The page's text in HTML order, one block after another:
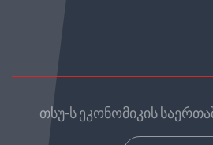
თსუ-ს ეკონომიკის